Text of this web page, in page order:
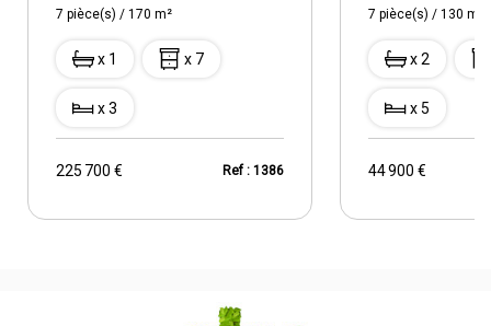
7 pièce(s) / 170 m²
x 1 x 7
x 3
225 700 € Ref : 1386
7 pièce(s) / 130 m²
x 2
x 5
44 900 €